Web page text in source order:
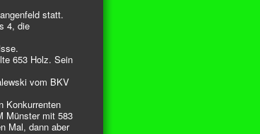
statt.
4, die
653 Holz. Sein
vom BKV
Konkurrenten
Münster mit 583
Mal, dann aber